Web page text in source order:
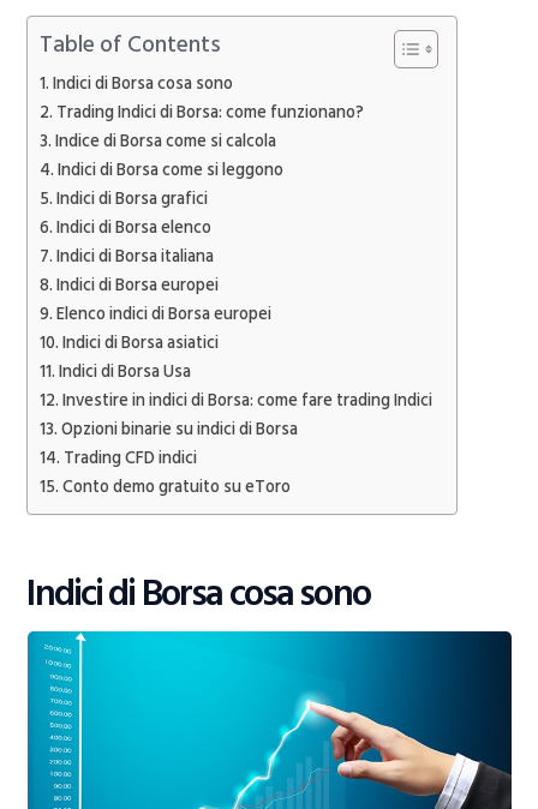
Table of Contents
Indici di Borsa cosa sono
Trading Indici di Borsa: come funzionano?
Indice di Borsa come si calcola
Indici di Borsa come si leggono
Indici di Borsa grafici
Indici di Borsa elenco
Indici di Borsa italiana
Indici di Borsa europei
Elenco indici di Borsa europei
Indici di Borsa asiatici
Indici di Borsa Usa
Investire in indici di Borsa: come fare trading Indici
Opzioni binarie su indici di Borsa
Trading CFD indici
Conto demo gratuito su eToro
Indici di Borsa cosa sono